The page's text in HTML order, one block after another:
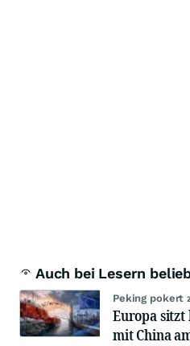
Auch bei Lesern
Peking pokert
Europa
mit China